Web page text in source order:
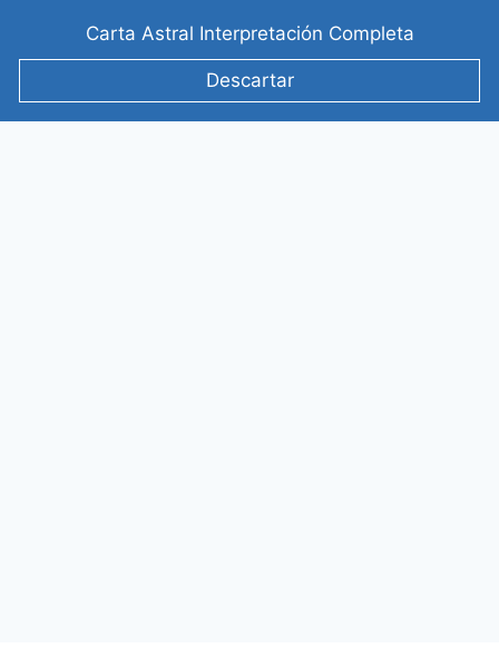
Carta Astral Interpretación Completa
Descartar